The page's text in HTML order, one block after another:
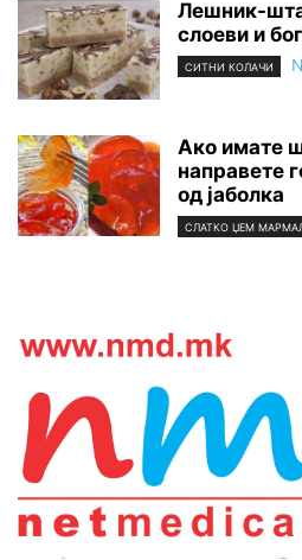
Лешник-
слоеви и
СИТНИ КОЛАЧИ
Ако имате
направете
од јаболка
СЛАТКО ЏЕМ